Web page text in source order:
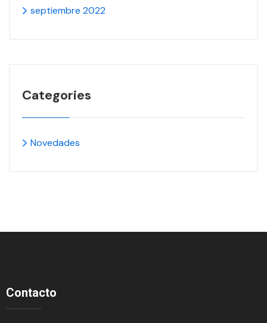
septiembre 2022
Categories
Novedades
Contacto